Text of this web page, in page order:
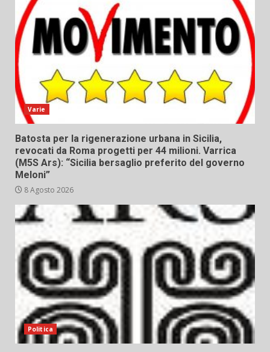
Varie
Batosta per la rigenerazione urbana in Sicilia,
revocati da Roma progetti per 44 milioni. Varrica
(M5S Ars): “Sicilia bersaglio preferito del governo
Meloni”
8 Agosto 2026
Politica